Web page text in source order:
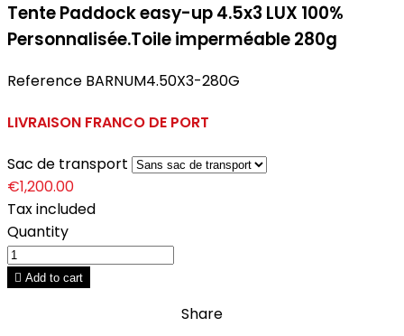
Tente Paddock easy-up 4.5x3 LUX 100%
Personnalisée.Toile imperméable 280g
Reference BARNUM4.50X3-280G
LIVRAISON FRANCO DE PORT
Sac de transport
€1,200.00
Tax included
Quantity
 Add to cart
Share